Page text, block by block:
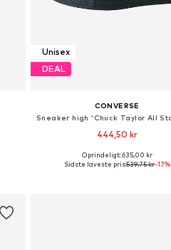
Unisex
DEAL
CONVERSE
444,50 kr
Fås i mange størrelser
Oprindeligt: 635,00 kr
Sidste laveste pris:539,75 kr-17%